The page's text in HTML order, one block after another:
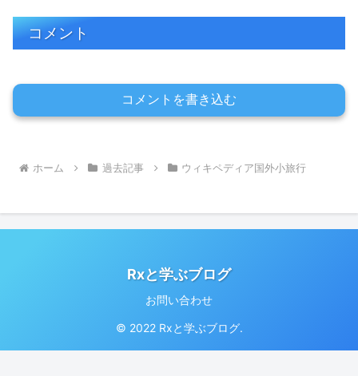
コメント
コメントを書き込む
ホーム 過去記事 ウィキペディア国外小旅行
Rxと学ぶブログ
お問い合わせ
© 2022 Rxと学ぶブログ.